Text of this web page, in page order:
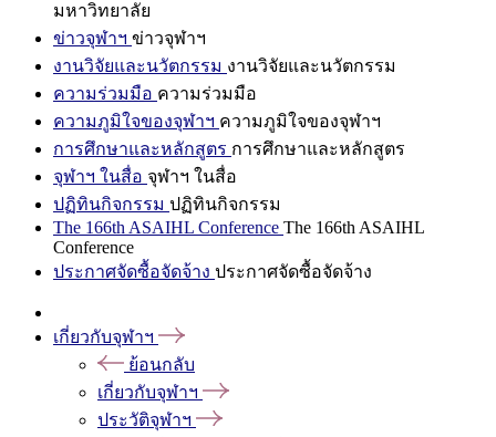
มหาวิทยาลัย
ข่าวจุฬาฯ ข่าวจุฬาฯ
งานวิจัยและนวัตกรรม งานวิจัยและนวัตกรรม
ความร่วมมือ ความร่วมมือ
ความภูมิใจของจุฬาฯ ความภูมิใจของจุฬาฯ
การศึกษาและหลักสูตร การศึกษาและหลักสูตร
จุฬาฯ ในสื่อ จุฬาฯ ในสื่อ
ปฏิทินกิจกรรม ปฏิทินกิจกรรม
The 166th ASAIHL Conference The 166th ASAIHL
Conference
ประกาศจัดซื้อจัดจ้าง ประกาศจัดซื้อจัดจ้าง
เกี่ยวกับจุฬาฯ
ย้อนกลับ
เกี่ยวกับจุฬาฯ
ประวัติจุฬาฯ